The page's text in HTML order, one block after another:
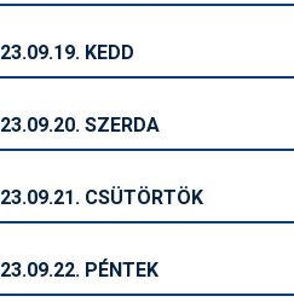
KEDD
SZERDA
CSÜTÖRTÖK
PÉNTEK